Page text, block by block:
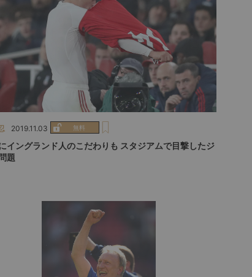
2019.11.03
イングランド人のこだわりも スタジアムで目撃したジ
題